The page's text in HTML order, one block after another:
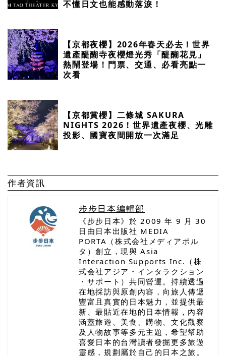
不懂日文也能感動落淚！
【京都夜櫻】2026年春天必去！世界
遺產醍醐寺夜櫻燈光秀「醍醐花見」
熱鬧登場！門票、交通、必看亮點一
次看
【京都賞櫻】二條城 SAKURA
NIGHTS 2026！世界遺產夜櫻、光雕
投影、國寶夜間開放一次滿足
作者資訊
步步日本編輯部
《步步日本》於 2009 年 9 月 30
日由日本出版社 MEDIA
PORTA（株式会社メディアポル
タ）創立，現與 Asia
Interaction Supports Inc.（株
式会社アジア・インタラクション
・サポート）共同營運。持續透過
在地採訪與原創內容，向旅人傳遞
豐富且真實的日本魅力，並提供最
新、最貼近在地的日本情報，內容
涵蓋旅遊、美食、購物、文化觀察
及人物故事等多元主題，希望幫助
喜愛日本的台灣讀者發掘更多旅遊
靈感，規劃屬於自己的日本之旅。